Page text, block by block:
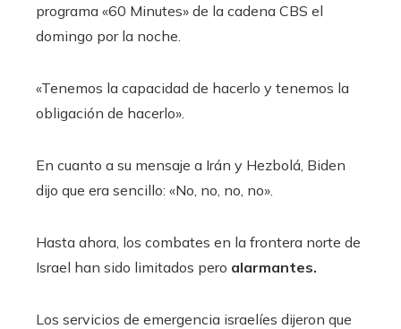
programa «60 Minutes» de la cadena CBS el
domingo por la noche.
«Tenemos la capacidad de hacerlo y tenemos la
obligación de hacerlo».
En cuanto a su mensaje a Irán y Hezbolá, Biden
dijo que era sencillo: «No, no, no, no».
Hasta ahora, los combates en la frontera norte de
Israel han sido limitados pero alarmantes.
Los servicios de emergencia israelíes dijeron que